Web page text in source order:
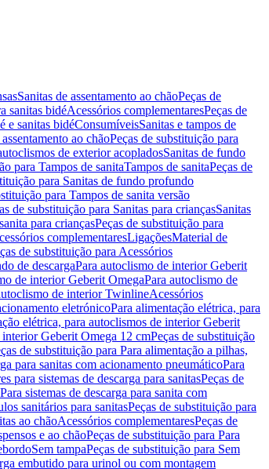
Sanitas de assentamento ao chãoPeças de
sanitas bidéAcessórios complementaresPeças de
e sanitas bidéConsumíveisSanitas e tampos de
ao chãoPeças de substituição para
de exterior acopladosSanitas de fundo
para Tampos de sanitaTampos de sanitaPeças de
para Sanitas de fundo profundo
para Tampos de sanita versão
de substituição para Sanitas para criançasSanitas
para criançasPeças de substituição para
complementaresLigaçõesMaterial de
de substituição para Acessórios
de descargaPara autoclismo de interior Geberit
de interior Geberit OmegaPara autoclismo de
de interior TwinlineAcessórios
eletrónicoPara alimentação elétrica, para
elétrica, para autoclismos de interior Geberit
Geberit Omega 12 cmPeças de substituição
de substituição para Para alimentação a pilhas,
para sanitas com acionamento pneumáticoPara
para sistemas de descarga para sanitasPeças de
Para sistemas de descarga para sanita com
sanitários para sanitasPeças de substituição para
ao chãoAcessórios complementaresPeças de
e ao chãoPeças de substituição para Para
Sem tampaPeças de substituição para Sem
embutido para urinol ou com montagem